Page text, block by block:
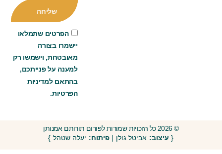
הפרטים שתמלאו
יישמרו בצורה
מאובטחת, וישמשו רק
למענה על פנייתכם,
בהתאם למדיניות
הפרטיות.
שליחה
© 2026 כל הזכויות שמורות לפורום תורותם אמנותן
{ עיצוב: אביטל גולן | פיתוח: יעלה שטהל }